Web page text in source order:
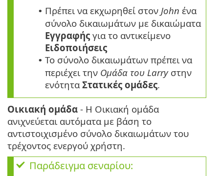
• Πρέπει να εκχωρηθεί στον John ένα
σύνολο δικαιωμάτων με δικαιώματα
Εγγραφής για το αντικείμενο
Ειδοποιήσεις
• Το σύνολο δικαιωμάτων πρέπει να
περιέχει την Ομάδα του Larryστην
ενότητα Στατικές ομάδες.
Οικιακή ομάδα - Η Οικιακή ομάδα
ανιχνεύεται αυτόματα με βάση το
αντιστοιχισμένο σύνολο δικαιωμάτων του
τρέχοντος ενεργού χρήστη.
Παράδειγμα σεναρίου: